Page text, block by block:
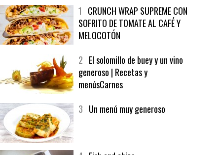
MÁS LEÍDO ÚLTIMAS PUBLICACIONES
SOFRITO DE TOMATE AL CAFÉ Y
MELOCOTÓN
generoso | Recetas y